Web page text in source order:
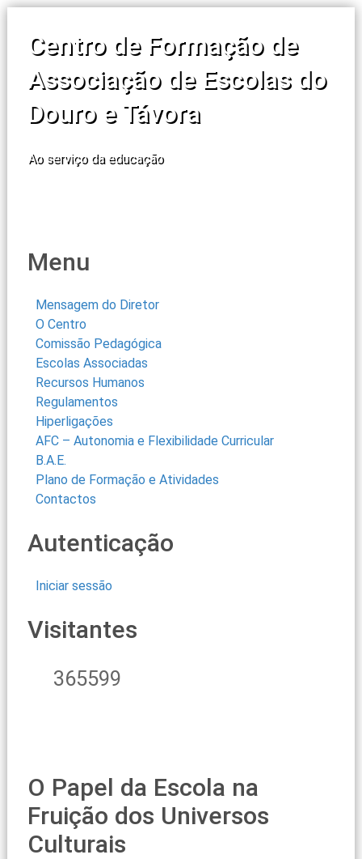
Centro de Formação de
Associação de Escolas do
Douro e Távora
Ao serviço da educação
Menu
Mensagem do Diretor
O Centro
Comissão Pedagógica
Escolas Associadas
Recursos Humanos
Regulamentos
Hiperligações
AFC – Autonomia e Flexibilidade Curricular
B.A.E.
Plano de Formação e Atividades
Contactos
Autenticação
Iniciar sessão
Visitantes
365599
O Papel da Escola na
Fruição dos Universos
Culturais